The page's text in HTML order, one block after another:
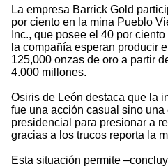
La empresa Barrick Gold
por ciento en la mina Pueblo
Inc., que posee el 40 por
la compañía esperan producir
125,000 onzas de oro a partir
4.000 millones.
Osiris de León destaca que la
fue una acción casual sino
presidencial para presionar a
gracias a los trucos reporta la
Esta situación permite